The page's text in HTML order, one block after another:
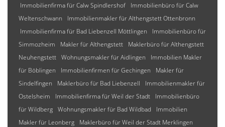
Immobilienfirma für Calw Spindlershof
Immobilienbüro für Calw
Weltenschwann
Immobilienmakler für Althengstett Ottenbronn
Immobilienfirma für Bad Liebenzell Möttlingen
Immobilienbüro für
Simmozheim
Makler für Althengstett
Maklerbüro für Althengstett
Neuhengstett Wohnungsmakler für Aidlingen
Immobilien Makler
für Böblingen
Immobilienfirmen für Gechingen
Makler für
Sindelfingen
Maklerbüro für Bad Liebenzell
Immobilienmakler für
Ostelsheim
Immobilienfirma für Weil der Stadt
Immobilienbüro
für Wildberg Wohnungsmakler für Bad Wildbad
Immobilien
Makler für Leonberg
Maklerbüro für Weil der Stadt Merklingen